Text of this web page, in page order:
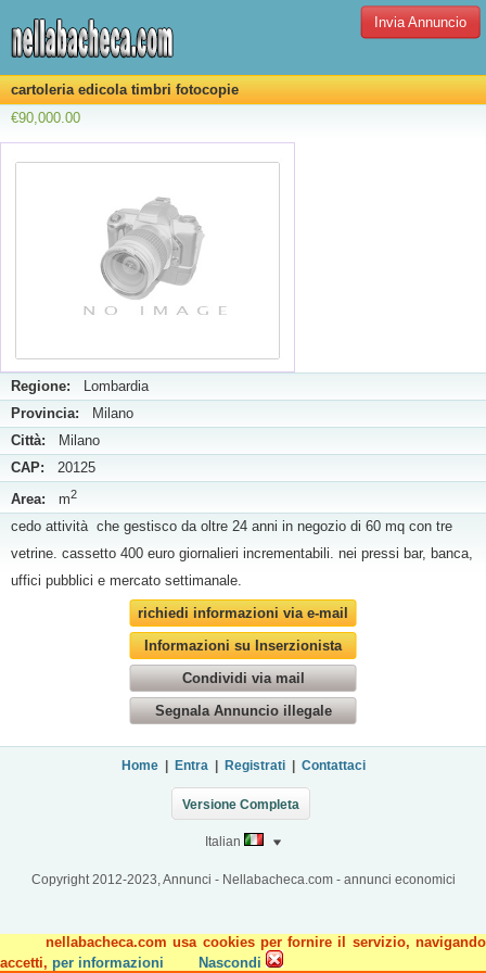
nellabacheca.com usa cookies per fornire il servizio, navigando
accetti, per informazioni Nascondi
Invia Annuncio
cartoleria edicola timbri fotocopie
€90,000.00
Regione: Lombardia
Provincia: Milano
Città: Milano
CAP: 20125
Area: m2
cedo attività che gestisco da oltre 24 anni in negozio di 60 mq con tre
vetrine. cassetto 400 euro giornalieri incrementabili. nei pressi bar, banca,
uffici pubblici e mercato settimanale.
richiedi informazioni via e-mail
Informazioni su Inserzionista
Condividi via mail
Segnala Annuncio illegale
Home| Entra Registrati| Contattaci
Versione Completa
Italian
Copyright 2012-2023, Annunci - Nellabacheca.com - annunci economici